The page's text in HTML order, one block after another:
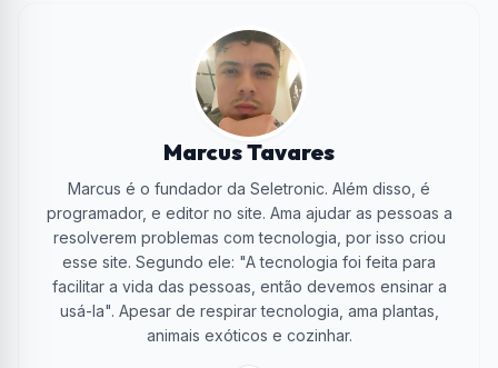
Marcus Tavares
Marcus é o fundador da Seletronic. Além disso, é
programador, e editor no site. Ama ajudar as pessoas a
resolverem problemas com tecnologia, por isso criou
esse site. Segundo ele: "A tecnologia foi feita para
facilitar a vida das pessoas, então devemos ensinar a
usá-la". Apesar de respirar tecnologia, ama plantas,
animais exóticos e cozinhar.